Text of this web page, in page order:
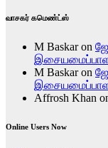
வாசகர் கமெண்ட்ஸ்
M Baskaron
M Baskaron
Affrosh Khan
Online Users Now